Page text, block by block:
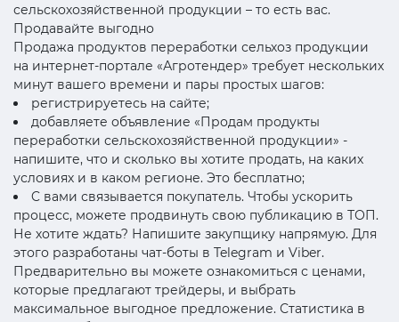
сельскохозяйственной продукции – то есть вас.
Продавайте выгодно
Продажа продуктов переработки сельхоз продукции
на интернет-портале «Агротендер» требует нескольких
минут вашего времени и пары простых шагов:
регистрируетесь на сайте;
добавляете объявление «Продам продукты
переработки сельскохозяйственной продукции» -
напишите, что и сколько вы хотите продать, на каких
условиях и в каком регионе. Это бесплатно;
C вами связывается покупатель. Чтобы ускорить
процесс, можете продвинуть свою публикацию в ТОП.
Не хотите ждать? Напишите закупщику напрямую. Для
этого разработаны чат-боты в Telegram и Viber.
Предварительно вы можете ознакомиться с ценами,
которые предлагают трейдеры, и выбрать
максимальное выгодное предложение. Статистика в